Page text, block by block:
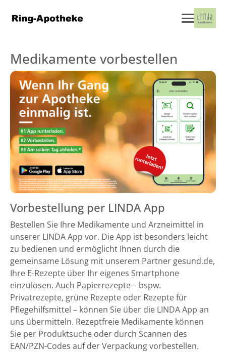
Medikamente vorbestellen
Vorbestellung per LINDA App
Bestellen Sie Ihre Medikamente und Arzneimittel in
unserer LINDA App vor. Die App ist besonders leicht
zu bedienen und ermöglicht Ihnen durch die
gemeinsame Lösung mit unserem Partner gesund.de,
Ihre E-Rezepte über Ihr eigenes Smartphone
einzulösen. Auch Papierrezepte – bspw.
Privatrezepte, grüne Rezepte oder Rezepte für
Pflegehilfsmittel – können Sie über die LINDA App an
uns übermitteln. Rezeptfreie Medikamente können
Sie per Produktsuche oder durch Scannen des
EAN/PZN-Codes auf der Verpackung vorbestellen.